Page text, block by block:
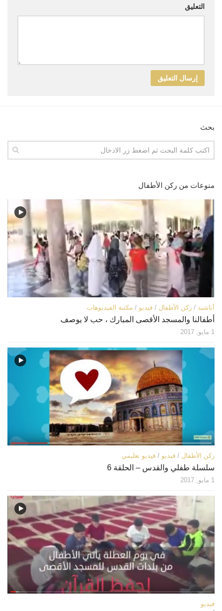
التعليق
بحث
منوعات من ركن الأطفال
أناشيد / ركن الأطفال / فيديو / مكتبة الفيديوهات
أطفالنا والمسجد الأقصى المبارك ، حب لا يوصف
1 مايو, 2017
ركن الأطفال / فيديو / فيديو تعليمي
سلسلة طفلي والقدس – الحلقة 6
1 مايو, 2017
فيديو